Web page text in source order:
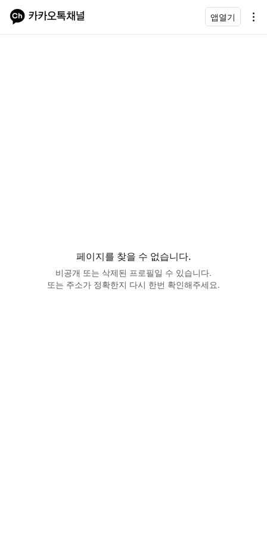
앱열기
페이지를 찾을 수 없습니다.
비공개 또는 삭제된 프로필일 수 있습니다.
또는 주소가 정확한지 다시 한번 확인해주세요.